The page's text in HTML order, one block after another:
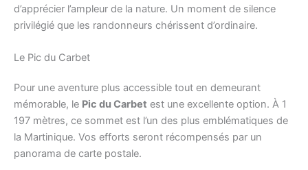
d’apprécier l’ampleur de la nature. Un moment de silence
privilégié que les randonneurs chérissent d’ordinaire.
Le Pic du Carbet
Pour une aventure plus accessible tout en demeurant
mémorable, le Pic du Carbet est une excellente option. À 1
197 mètres, ce sommet est l’un des plus emblématiques de
la Martinique. Vos efforts seront récompensés par un
panorama de carte postale.